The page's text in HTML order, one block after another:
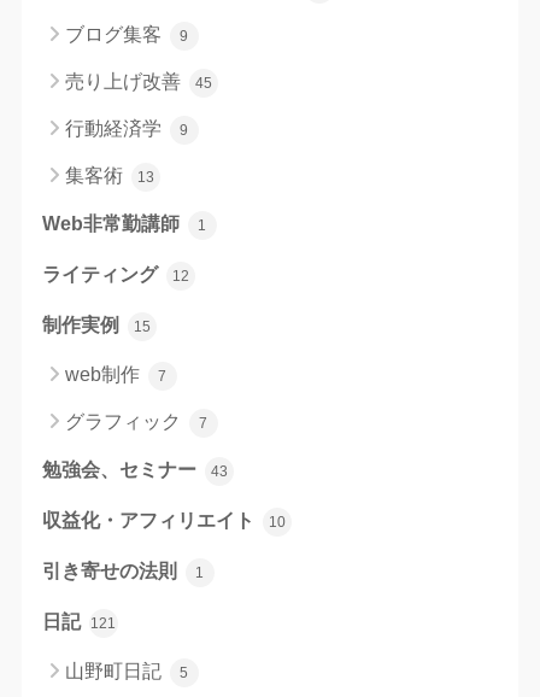
ブログ集客 9
売り上げ改善 45
行動経済学 9
集客術 13
Web非常勤講師 1
ライティング 12
制作実例 15
web制作 7
グラフィック 7
勉強会、セミナー 43
収益化・アフィリエイト 10
引き寄せの法則 1
日記 121
山野町日記 5